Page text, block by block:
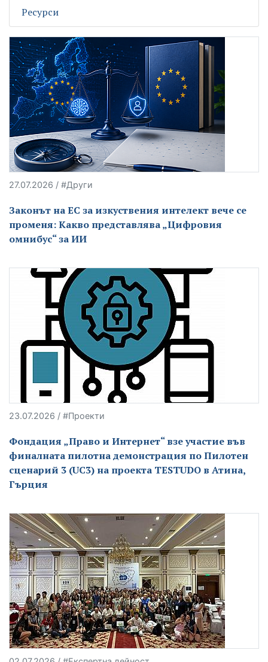
Ресурси
27.07.2026 / #Други
Законът на ЕС за изкуствения интелект вече се
променя: Какво представлява „Цифровия
омнибус“ за ИИ
23.07.2026 / #Проекти
Фондация „Право и Интернет“ взе участие във
финалната пилотна демонстрация по Пилотен
сценарий 3 (UC3) на проекта TESTUDO в Атина,
Гърция